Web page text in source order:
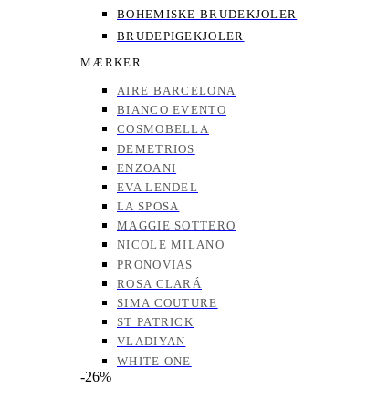
BOHEMISKE BRUDEKJOLER
BRUDEPIGEKJOLER
MÆRKER
AIRE BARCELONA
BIANCO EVENTO
COSMOBELLA
DEMETRIOS
ENZOANI
EVA LENDEL
LA SPOSA
MAGGIE SOTTERO
NICOLE MILANO
PRONOVIAS
ROSA CLARÁ
SIMA COUTURE
ST PATRICK
VLADIYAN
WHITE ONE
-26%